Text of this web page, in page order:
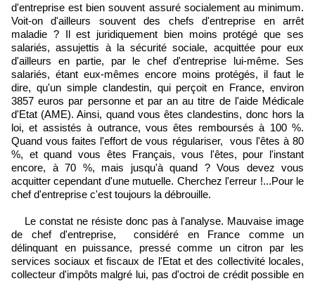
d'entreprise est bien souvent assuré socialement au minimum.
Voit-on d'ailleurs souvent des chefs d'entreprise en arrêt
maladie ? Il est juridiquement bien moins protégé que ses
salariés, assujettis à la sécurité sociale, acquittée pour eux
d'ailleurs en partie, par le chef d'entreprise lui-même. Ses
salariés, étant eux-mêmes encore moins protégés, il faut le
dire, qu'un simple clandestin, qui perçoit en France, environ
3857 euros par personne et par an au titre de l'aide Médicale
d'Etat (AME). Ainsi, quand vous êtes clandestins, donc hors la
loi, et assistés à outrance, vous êtes remboursés à 100 %.
Quand vous faites l'effort de vous régulariser, vous l'êtes à 80
%, et quand vous êtes Français, vous l'êtes, pour l'instant
encore, à 70 %, mais jusqu'à quand ? Vous devez vous
acquitter cependant d'une mutuelle. Cherchez l'erreur !...Pour le
chef d'entreprise c'est toujours la débrouille.
Le constat ne résiste donc pas à l'analyse. Mauvaise image
de chef d'entreprise, considéré en France comme un
délinquant en puissance, pressé comme un citron par les
services sociaux et fiscaux de l'Etat et des collectivité locales,
collecteur d'impôts malgré lui, pas d'octroi de crédit possible en